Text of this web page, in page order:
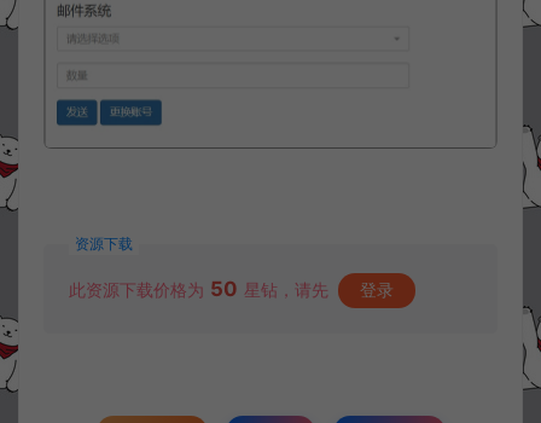
资源下载
此资源下载价格为 50 星钻，请先 登录